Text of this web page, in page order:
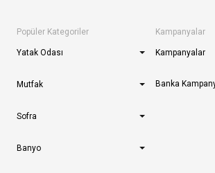
Popüler Kategoriler
Yatak Odası
Mutfak
Sofra
Banyo
Kampanyalar
Kampanyalar
Banka